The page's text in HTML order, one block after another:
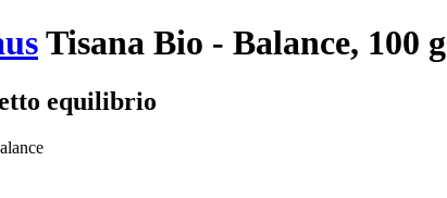
Tisana Bio - Balance, 100 g
equilibrio